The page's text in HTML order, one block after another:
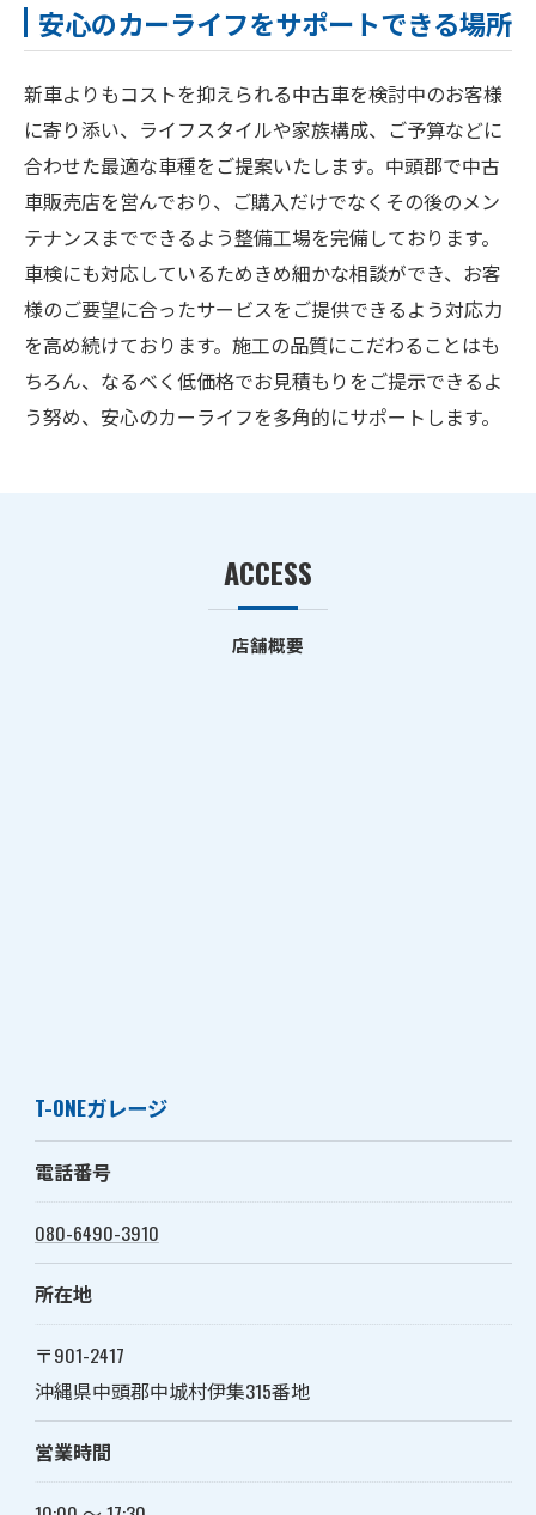
安心のカーライフをサポートできる場所
新車よりもコストを抑えられる中古車を検討中のお客様
に寄り添い、ライフスタイルや家族構成、ご予算などに
合わせた最適な車種をご提案いたします。中頭郡で中古
車販売店を営んでおり、ご購入だけでなくその後のメン
テナンスまでできるよう整備工場を完備しております。
車検にも対応しているためきめ細かな相談ができ、お客
様のご要望に合ったサービスをご提供できるよう対応力
を高め続けております。施工の品質にこだわることはも
ちろん、なるべく低価格でお見積もりをご提示できるよ
う努め、安心のカーライフを多角的にサポートします。
店舗概要
ACCESS
T-ONEガレージ
電話番号
080-6490-3910
所在地
〒901-2417
沖縄県中頭郡中城村伊集315番地
営業時間